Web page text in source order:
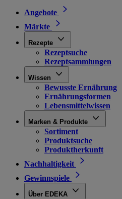
Angebote
Märkte
Rezepte
Rezeptsuche
Rezeptsammlungen
Wissen
Bewusste Ernährung
Ernährungsformen
Lebensmittelwissen
Marken & Produkte
Sortiment
Produktsuche
Produktherkunft
Nachhaltigkeit
Gewinnspiele
Über EDEKA